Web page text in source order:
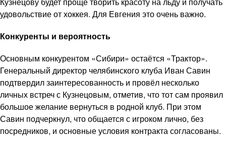
удовольствие от хоккея. Для Евгения это очень важно.
Конкуренты и вероятность
Основным конкурентом «Сибири» остаётся «Трактор».
Генеральный директор челябинского клуба Иван Савин
подтвердил заинтересованность и провёл несколько
личных встреч с Кузнецовым, отметив, что тот сам проявил
большое желание вернуться в родной клуб. При этом
Савин подчеркнул, что общается с игроком лично, без
посредников, и основные условия контракта согласованы.